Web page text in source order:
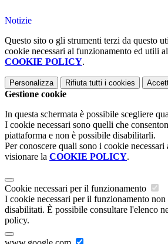
Notizie
Questo sito o gli strumenti terzi da questo
cookie necessari al funzionamento ed utili
COOKIE POLICY.
Personalizza Rifiuta tutti i cookies
Gestione cookie
In questa schermata è possibile scegliere
I cookie necessari sono quelli che
piattaforma e non è possibile disabilitarli.
Per conoscere quali sono i cookie
visionare la COOKIE POLICY.
Cookie necessari per il funzionamento
I cookie necessari per il funzionamento non
disabilitati. È possibile consultare l'elenco
policy.